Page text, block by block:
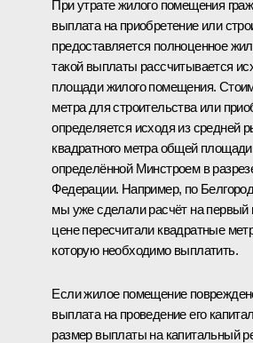
При утрате жилого помещения
выплата на приобретение или
предоставляется полноценное
такой выплаты рассчитывается
площади жилого помещения.
метра для строительства или
определяется исходя из средней
квадратного метра общей
определённой Минстроем в
Федерации. Например, по
мы уже сделали расчёт на первый
цене пересчитали квадратные
которую необходимо выплатить.
Если жилое помещение
выплата на проведение его
размер выплаты на капитальный